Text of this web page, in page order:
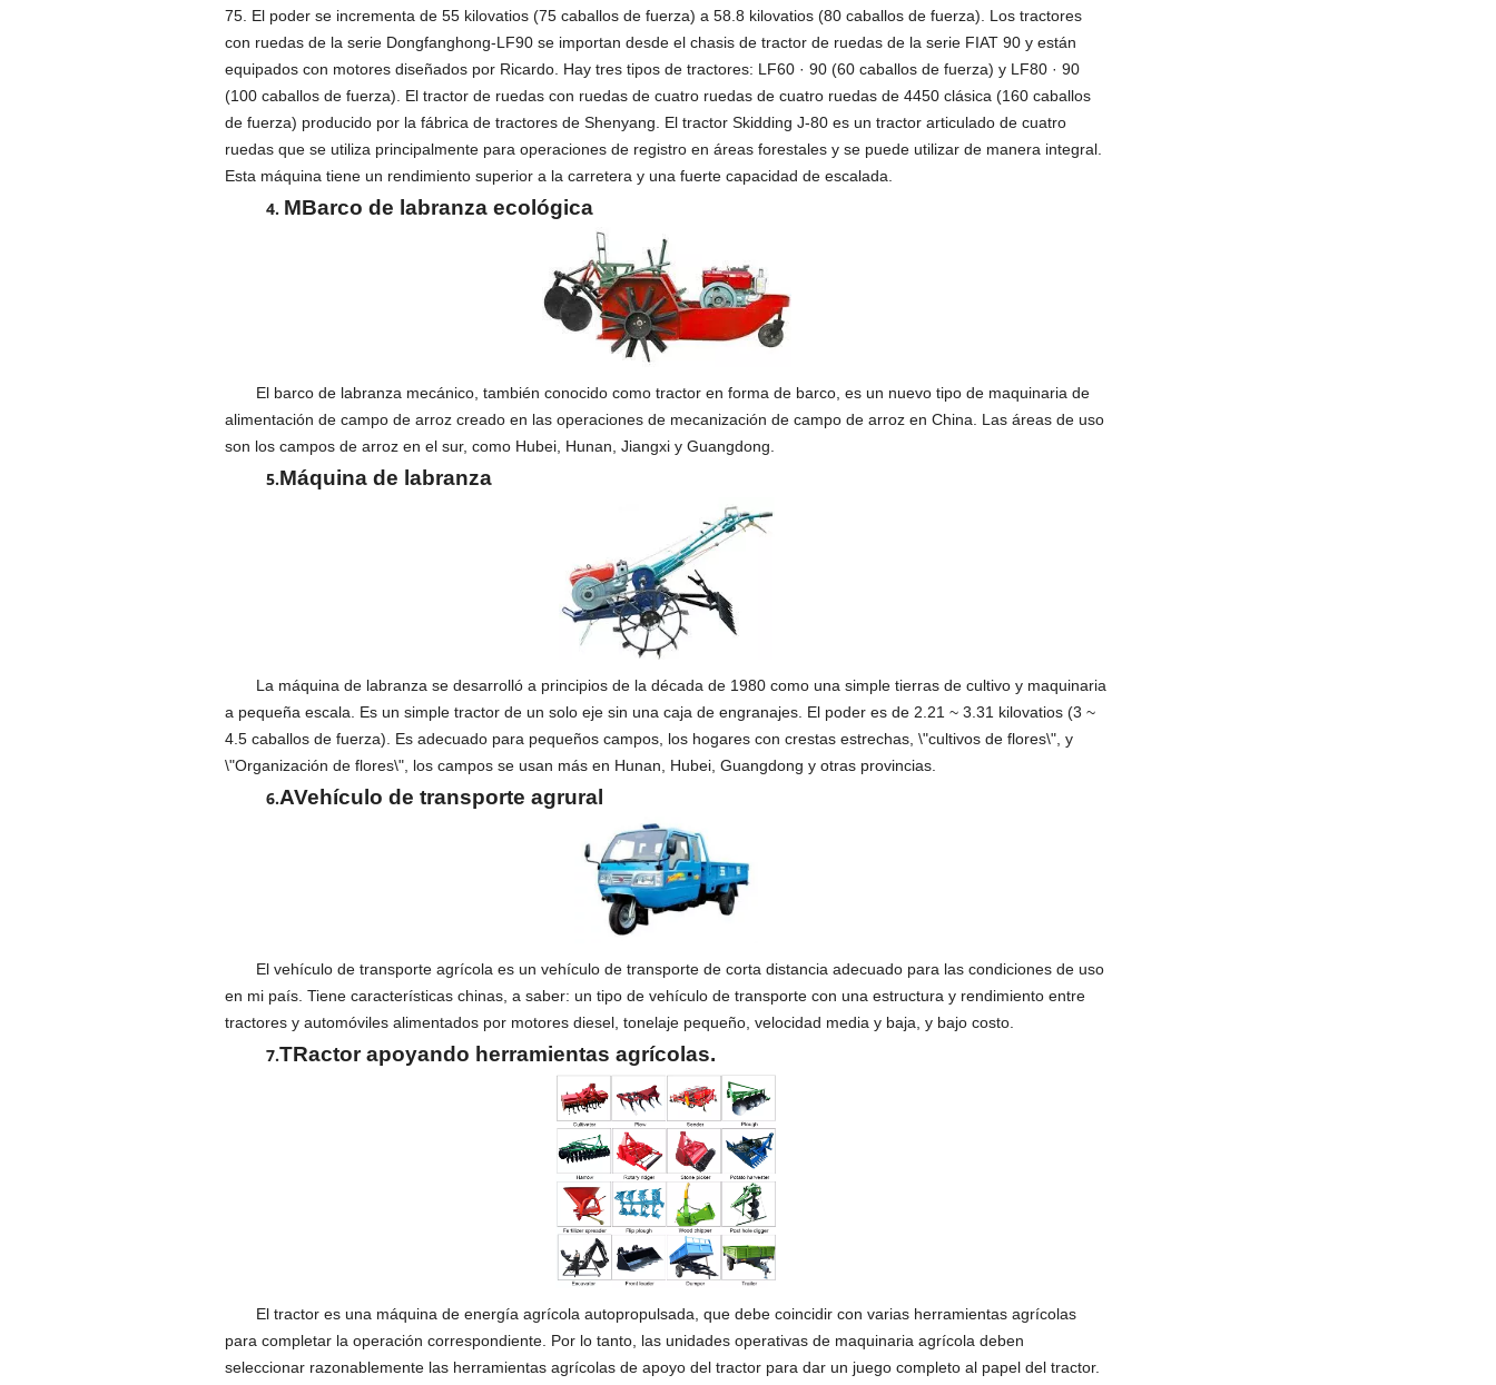
75. El poder se incrementa de 55 kilovatios (75 caballos de fuerza) a 58.8 kilovatios (80 caballos de fuerza). Los tractores
con ruedas de la serie Dongfanghong-LF90 se importan desde el chasis de tractor de ruedas de la serie FIAT 90 y están
equipados con motores diseñados por Ricardo. Hay tres tipos de tractores: LF60 · 90 (60 caballos de fuerza) y LF80 · 90
(100 caballos de fuerza). El tractor de ruedas con ruedas de cuatro ruedas de cuatro ruedas de 4450 clásica (160 caballos
de fuerza) producido por la fábrica de tractores de Shenyang. El tractor Skidding J-80 es un tractor articulado de cuatro
ruedas que se utiliza principalmente para operaciones de registro en áreas forestales y se puede utilizar de manera integral.
Esta máquina tiene un rendimiento superior a la carretera y una fuerte capacidad de escalada.
4. MBarco de labranza ecológica
El barco de labranza mecánico, también conocido como tractor en forma de barco, es un nuevo tipo de maquinaria de
alimentación de campo de arroz creado en las operaciones de mecanización de campo de arroz en China. Las áreas de uso
son los campos de arroz en el sur, como Hubei, Hunan, Jiangxi y Guangdong.
5.Máquina de labranza
La máquina de labranza se desarrolló a principios de la década de 1980 como una simple tierras de cultivo y maquinaria
a pequeña escala. Es un simple tractor de un solo eje sin una caja de engranajes. El poder es de 2.21 ~ 3.31 kilovatios (3 ~
4.5 caballos de fuerza). Es adecuado para pequeños campos, los hogares con crestas estrechas, \"cultivos de flores\", y
\"Organización de flores\", los campos se usan más en Hunan, Hubei, Guangdong y otras provincias.
6.AVehículo de transporte agrural
El vehículo de transporte agrícola es un vehículo de transporte de corta distancia adecuado para las condiciones de uso
en mi país. Tiene características chinas, a saber: un tipo de vehículo de transporte con una estructura y rendimiento entre
tractores y automóviles alimentados por motores diesel, tonelaje pequeño, velocidad media y baja, y bajo costo.
7.TRactor apoyando herramientas agrícolas.
El tractor es una máquina de energía agrícola autopropulsada, que debe coincidir con varias herramientas agrícolas
para completar la operación correspondiente. Por lo tanto, las unidades operativas de maquinaria agrícola deben
seleccionar razonablemente las herramientas agrícolas de apoyo del tractor para dar un juego completo al papel del tractor.